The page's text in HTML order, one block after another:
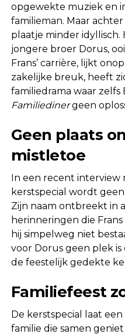
opgewekte muziek en
familieman. Maar
plaatje minder
jongere broer Dorus,
Frans’ carrière, lijkt
zakelijke breuk, heeft
familiedrama waar
Familiedinergeen
Geen plaats
mistletoe
In een recent interview
kerstspecial wordt
Zijn naam ontbreekt in
herinneringen die
hij simpelweg niet
voor Dorus geen plek
de feestelijk gedekte
Familiefeest
De kerstspecial laat
familie die samen